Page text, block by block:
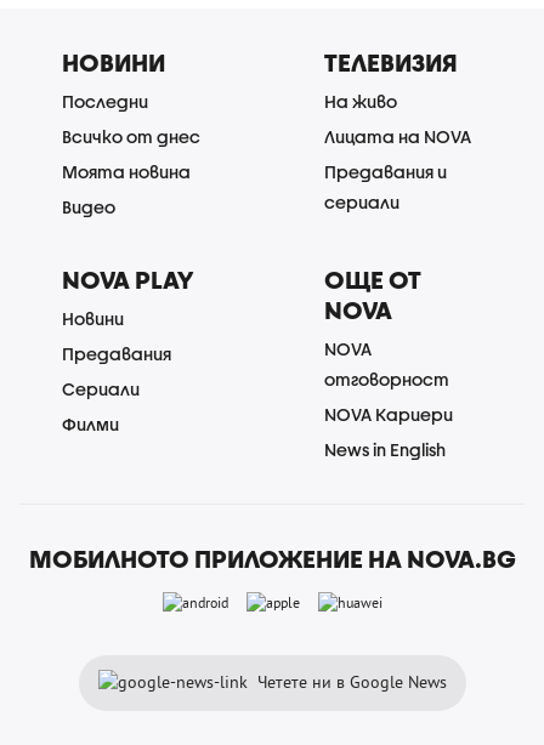
НОВИНИ
Последни
Всичко от днес
Моята новина
Видео
ТЕЛЕВИЗИЯ
На живо
Лицата на NOVA
Предавания и
сериали
NOVA PLAY
Новини
Предавания
Сериали
Филми
ОЩЕ ОТ
NOVA
NOVA
отговорност
NOVA Кариери
News in English
МОБИЛНОТО ПРИЛОЖЕНИЕ НА NOVA.BG
Четете ни в Google News